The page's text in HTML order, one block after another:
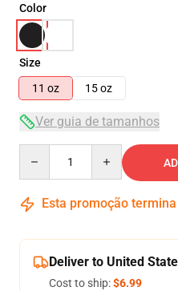
Color
Size
11 oz
15 oz
Ver guia de tamanhos
Esta promoção
Deliver to United
Cost to ship:$6.99